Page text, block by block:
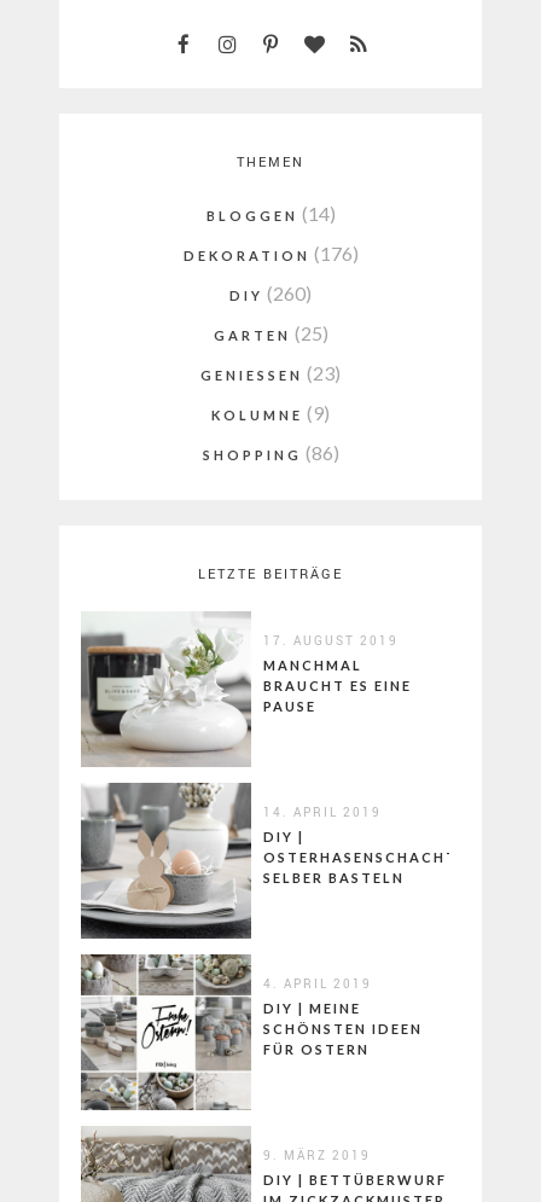
THEMEN
BLOGGEN (14)
DEKORATION (176)
DIY (260)
GARTEN (25)
GENIESSEN (23)
KOLUMNE (9)
SHOPPING (86)
LETZTE BEITRÄGE
17. AUGUST 2019
MANCHMAL
BRAUCHT ES EINE
PAUSE
14. APRIL 2019
DIY |
OSTERHASENSCHACHTELN
SELBER BASTELN
4. APRIL 2019
DIY | MEINE
SCHÖNSTEN IDEEN
FÜR OSTERN
9. MÄRZ 2019
DIY | BETTÜBERWURF